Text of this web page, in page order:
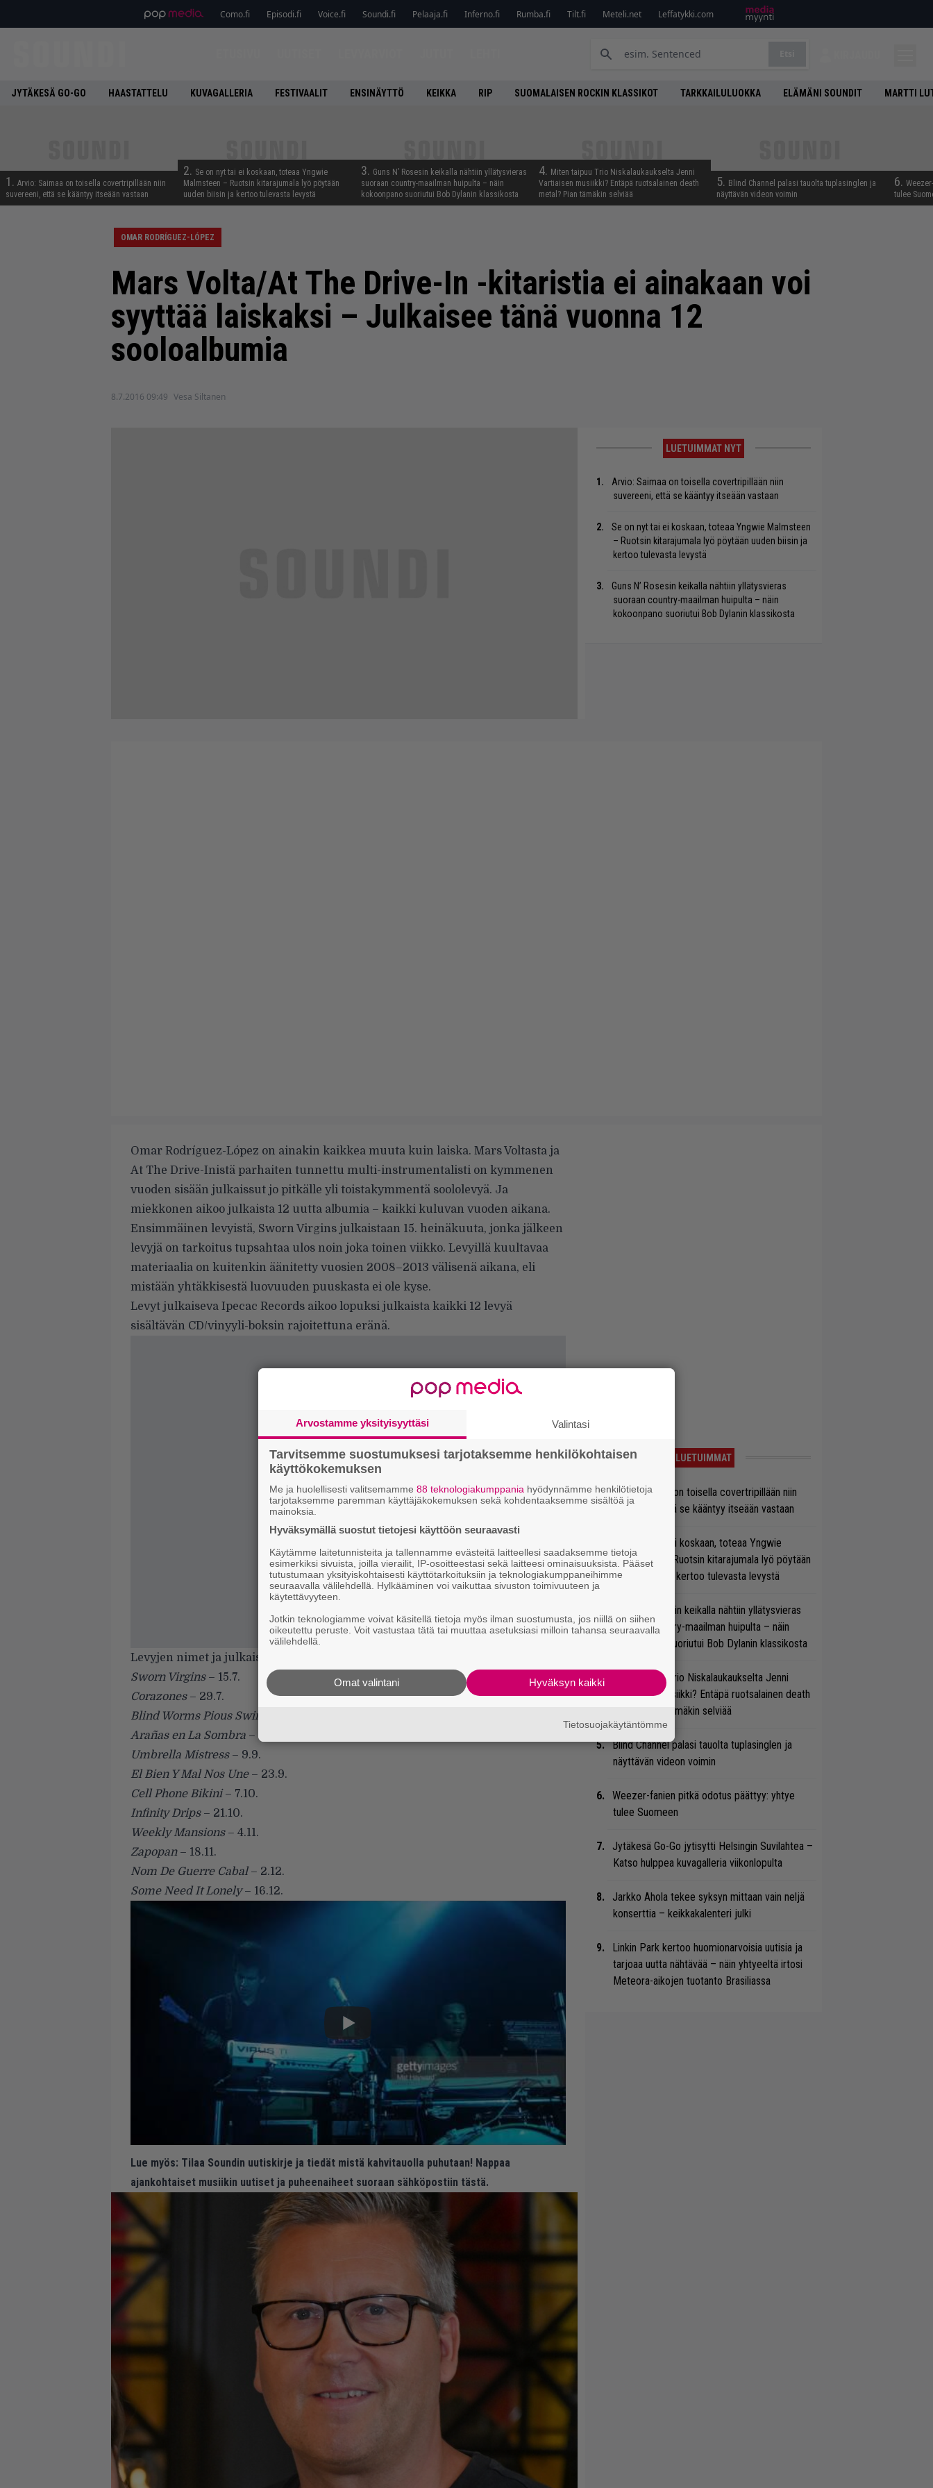
Como.fi Episodi.fi Voice.fi Soundi.fi Pelaaja.fi Inferno.fi Rumba.fi Tilt.fi Meteli.net Leffatykki.com
JYTÄKESÄ GO-GO HAASTATTELU KUVAGALLERIA FESTIVAALIT ENSINÄYTTÖ KEIKKA RIP SUOMALAISEN ROCKIN KLASSIKOT TARKKAILULUOKKA ELÄMÄNI SOUNDIT MARTTI
1. Arvio: Saimaa on toisella covertripillään niin
suvereeni, että se kääntyy itseään vastaan
2. Se on nyt tai ei koskaan, toteaa Yngwie
Malmsteen – Ruotsin kitarajumala lyö pöytään
uuden biisin ja kertoo tulevasta levystä
3. Guns N’ Rosesin keikalla nähtiin yllätysvieras
suoraan country-maailman huipulta – näin
kokoonpano suoriutui Bob Dylanin klassikosta
4. Miten taipuu Trio Niskalaukaukselta Jenni
Vartiaisen musiikki? Entäpä ruotsalainen death
metal? Pian tämäkin selviää
5. Blind Channel palasi tauolta tuplasinglen ja
näyttävän videon voimin
6.
tulee
OMAR RODRÍGUEZ-LÓPEZ
Mars Volta/At The Drive-In -kitaristia ei ainakaan voi
syyttää laiskaksi – Julkaisee tänä vuonna 12
sooloalbumia
8.7.2016 09:49 Vesa Siltanen
LUETUIMMAT NYT
Arvio: Saimaa on toisella covertripillään niin
suvereeni, että se kääntyy itseään vastaan
Se on nyt tai ei koskaan, toteaa Yngwie Malmsteen
– Ruotsin kitarajumala lyö pöytään uuden biisin ja
kertoo tulevasta levystä
Guns N’ Rosesin keikalla nähtiin yllätysvieras
suoraan country-maailman huipulta – näin
kokoonpano suoriutui Bob Dylanin klassikosta
Omar Rodríguez-López on ainakin kaikkea muuta kuin laiska. Mars Voltasta ja
At The Drive-Inistä parhaiten tunnettu multi-instrumentalisti on kymmenen
vuoden sisään julkaissut jo pitkälle yli toistakymmentä soololevyä. Ja
miekkonen aikoo julkaista 12 uutta albumia – kaikki kuluvan vuoden aikana.
Ensimmäinen levyistä, Sworn Virgins julkaistaan 15. heinäkuuta, jonka jälkeen
levyjä on tarkoitus tupsahtaa ulos noin joka toinen viikko. Levyillä kuultavaa
materiaalia on kuitenkin äänitetty vuosien 2008–2013 välisenä aikana, eli
mistään yhtäkkisestä luovuuden puuskasta ei ole kyse.
Levyt julkaiseva Ipecac Records aikoo lopuksi julkaista kaikki 12 levyä
sisältävän CD/vinyyli-boksin rajoitettuna eränä.
Levyjen nimet ja julkaisuaikapäivät näyttävät seuraavalta:
Sworn Virgins– 15.7.
Corazones – 29.7.
Blind Worms Pious Swine
Arañas en La Sombra – 26.8.
Umbrella Mistress– 9.9.
El Bien Y Mal Nos Une– 23.9.
Cell Phone Bikini– 7.10.
Infinity Drips– 21.10.
Weekly Mansions– 4.11.
Zapopan – 18.11.
Nom De Guerre Cabal– 2.12.
Some Need It Lonely– 16.12.
Lue myös: Tilaa Soundin uutiskirje ja tiedät mistä kahvitauolla puhutaan! Nappaa
ajankohtaiset musiikin uutiset ja puheenaiheet suoraan sähköpostiin tästä.
LUETUIMMAT
Arvio: Saimaa on toisella covertripillään niin
suvereeni, että se kääntyy itseään vastaan
Se on nyt tai ei koskaan, toteaa Yngwie
Malmsteen – Ruotsin kitarajumala lyö pöytään
uuden biisin ja kertoo tulevasta levystä
Guns N’ Rosesin keikalla nähtiin yllätysvieras
suoraan country-maailman huipulta – näin
kokoonpano suoriutui Bob Dylanin klassikosta
Miten taipuu Trio Niskalaukaukselta Jenni
Vartiaisen musiikki? Entäpä ruotsalainen death
metal? Pian tämäkin selviää
Blind Channel palasi tauolta tuplasinglen ja
näyttävän videon voimin
Weezer-fanien pitkä odotus päättyy: yhtye
tulee Suomeen
Jytäkesä Go-Go jytisytti Helsingin Suvilahtea –
Katso hulppea kuvagalleria viikonlopulta
Jarkko Ahola tekee syksyn mittaan vain neljä
konserttia – keikkakalenteri julki
Linkin Park kertoo huomionarvoisia uutisia ja
tarjoaa uutta nähtävää – näin yhtyeeltä irtosi
Meteora-aikojen tuotanto Brasiliassa
Arvostamme yksityisyyttäsi Valintasi
Tarvitsemme suostumuksesi tarjotaksemme henkilökohtaisen
käyttökokemuksen
Me ja huolellisesti valitsemamme 88 teknologiakumppania hyödynnämme henkilötietoja
tarjotaksemme paremman käyttäjäkokemuksen sekä kohdentaaksemme sisältöä ja
mainoksia.
Hyväksymällä suostut tietojesi käyttöön seuraavasti
Käytämme laitetunnisteita ja tallennamme evästeitä laitteellesi saadaksemme tietoja
esimerkiksi sivuista, joilla vierailit, IP-osoitteestasi sekä laitteesi ominaisuuksista. Pääset
tutustumaan yksityiskohtaisesti käyttötarkoituksiin ja teknologiakumppaneihimme
seuraavalla välilehdellä. Hylkääminen voi vaikuttaa sivuston toimivuuteen ja
käytettävyyteen.
Jotkin teknologiamme voivat käsitellä tietoja myös ilman suostumusta, jos niillä on siihen
oikeutettu peruste. Voit vastustaa tätä tai muuttaa asetuksiasi milloin tahansa seuraavalla
välilehdellä.
Hyväksyn kaikki
Omat valintani
Tietosuojakäytäntömme